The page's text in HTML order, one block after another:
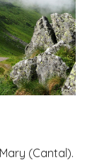
(Cantal).